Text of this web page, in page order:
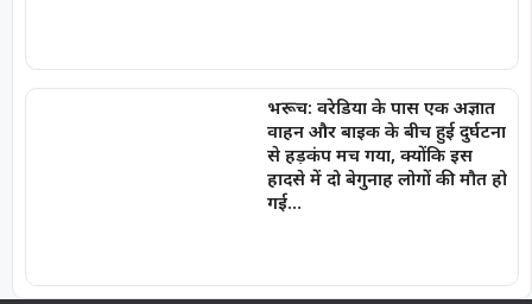
भरूच: वरेडिया के पास एक अज्ञात
वाहन और बाइक के बीच हुई दुर्घटना
से हड़कंप मच गया, क्योंकि इस
हादसे में दो बेगुनाह लोगों की मौत हो
गई…